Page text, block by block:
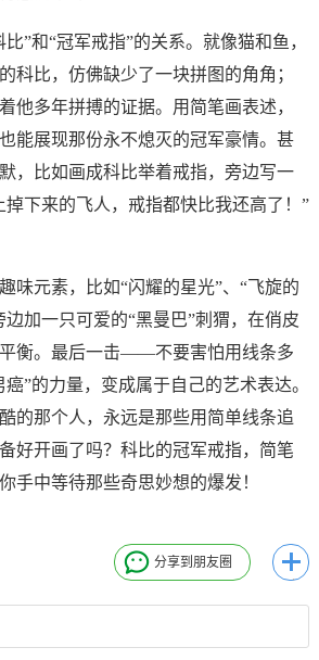
”和“冠军戒指”的关系。就像猫和鱼，
科比，仿佛缺少了一块拼图的角角；
他多年拼搏的证据。用简笔画表述，
能展现那份永不熄灭的冠军豪情。甚
，比如画成科比举着戒指，旁边写一
掉下来的飞人，戒指都快比我还高了！”
味元素，比如“闪耀的星光”、“飞旋的
加一只可爱的“黑曼巴”刺猬，在俏皮
衡。最后一击——不要害怕用线条多
”的力量，变成属于自己的艺术表达。
的那个人，永远是那些用简单线条追
好开画了吗？科比的冠军戒指，简笔
手中等待那些奇思妙想的爆发！
分享到朋友圈